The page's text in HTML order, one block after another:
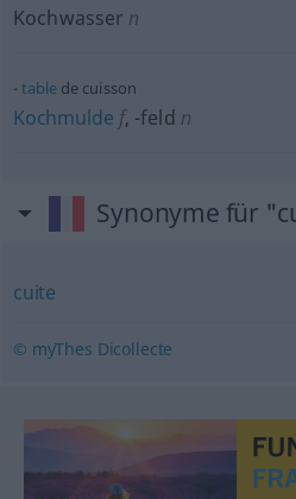
Kochwasser n
tablede cuisson
Kochmulde f, -feld n
Synonyme für
cuite
© myThes Dicollecte